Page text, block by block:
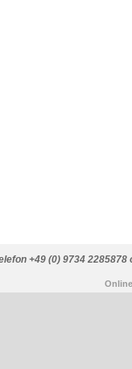
+49 (0) 9734